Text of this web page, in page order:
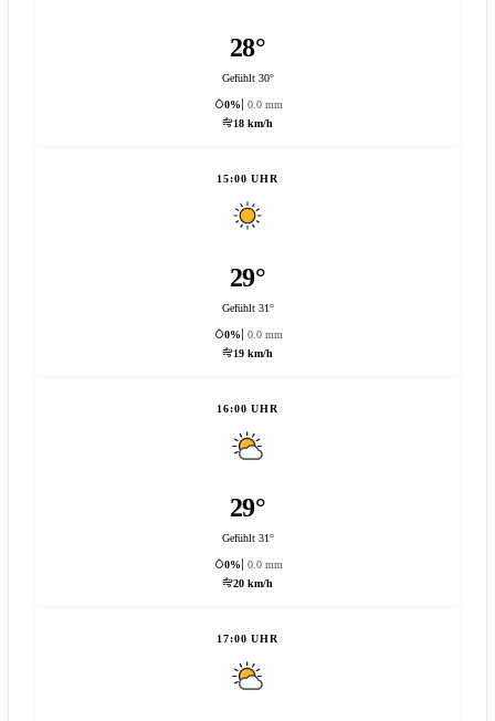
28°
Gefühlt 30°
0%
0.0 mm
18 km/h
15:00 UHR
29°
Gefühlt 31°
0%
0.0 mm
19 km/h
16:00 UHR
29°
Gefühlt 31°
0%
0.0 mm
20 km/h
17:00 UHR